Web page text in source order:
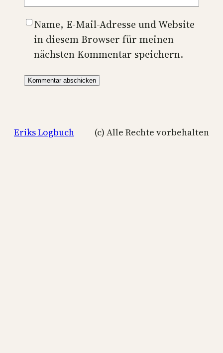
Name, E-Mail-Adresse und Website
in diesem Browser für meinen
nächsten Kommentar speichern.
Eriks Logbuch (c) Alle Rechte vorbehalten